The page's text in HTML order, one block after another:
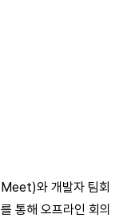
와 개발자 팀회
통해 오프라인 회의